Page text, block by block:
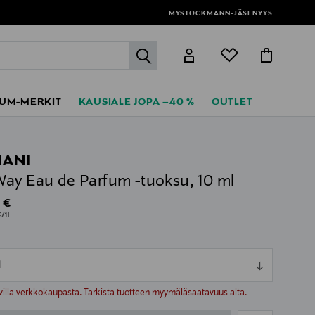
MYSTOCKMANN-JÄSENYYS
label.header.go
MERKIT KAUSIALE JOPA –40 % OUTLET
Eau de Parfum -tuoksu, 10 ml
Price
€
1l
verkkokaupasta. Tarkista tuotteen myymäläsaatavuus alta.